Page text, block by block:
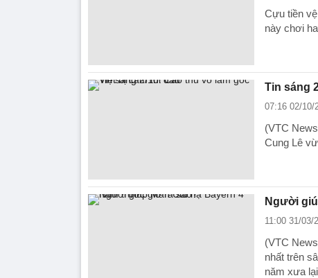
Cựu tiền
này chơi
Tin sáng
07:16 02/10/
(VTC
Cung Lê
Người
11:00 31/03/
(VTC
nhất trên
năm xưa